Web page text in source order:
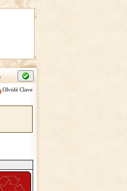
Olvidé Clave